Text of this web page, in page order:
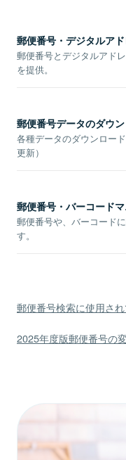
郵便番号・デジタルア
郵便番号とデジタルアド
を提供。
郵便番号データのダウ
各種データのダウンロー
更新）
郵便番号・バーコード
郵便番号や、バーコード
す。
郵便番号検索に使用さ
2025年度版郵便番号の